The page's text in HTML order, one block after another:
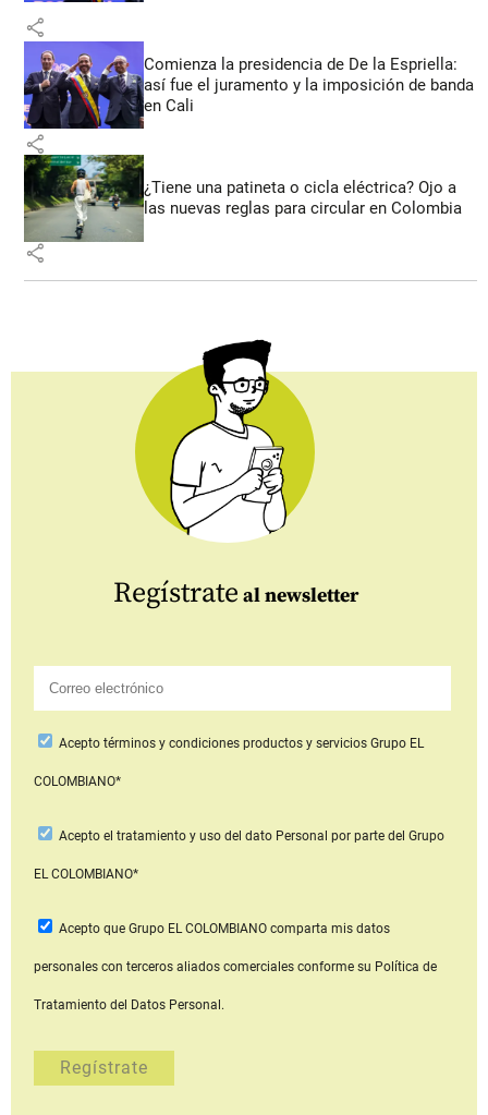
share
Comienza la presidencia de De la Espriella:
así fue el juramento y la imposición de banda
en Cali
share
¿Tiene una patineta o cicla eléctrica? Ojo a
las nuevas reglas para circular en Colombia
share
Regístrate al newsletter
Aceptotérminos y condiciones productos y serviciosGrupo EL
COLOMBIANO*
Acepto el tratamiento y uso del dato Personal por parte del Grupo
EL COLOMBIANO*
Acepto que Grupo EL COLOMBIANOcomparta mis datos
personales con terceros aliados comerciales conforme su Política de
Tratamiento del Datos Personal.